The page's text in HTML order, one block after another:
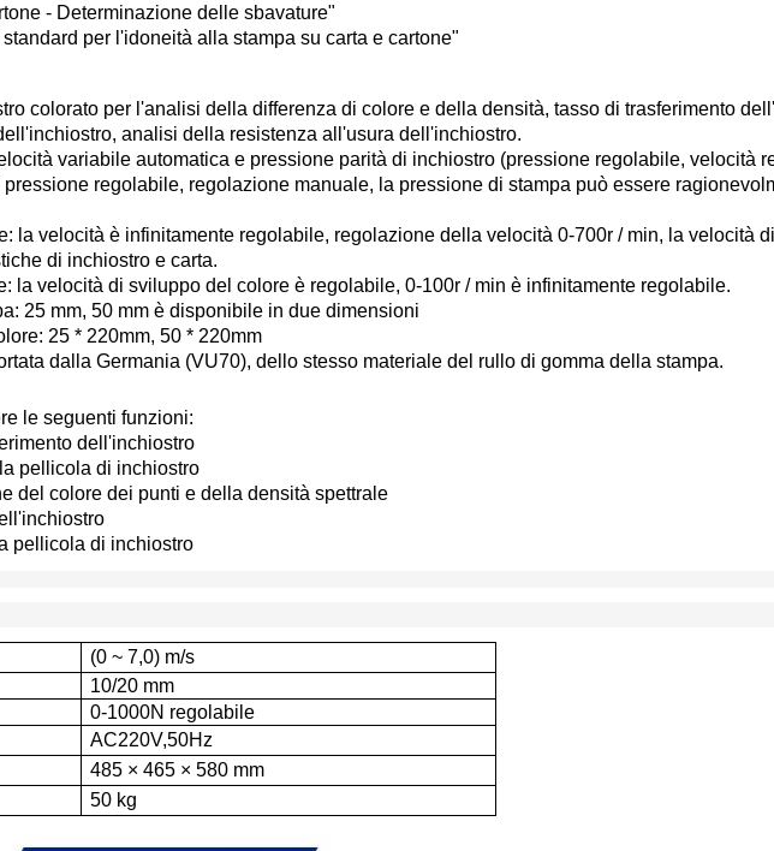
- Determinazione delle sbavature"
per l'idoneità alla stampa su carta e cartone"
colorato per l'analisi della differenza di colore e della densità, tasso di trasferimento
analisi della resistenza all'usura dell'inchiostro.
variabile automatica e pressione parità di inchiostro (pressione regolabile, velocità
regolabile, regolazione manuale, la pressione di stampa può essere
la velocità è infinitamente regolabile, regolazione della velocità 0-700r / min, la velocità
di inchiostro e carta.
la velocità di sviluppo del colore è regolabile, 0-100r / min è infinitamente regolabile.
25 mm, 50 mm è disponibile in due dimensioni
25 * 220mm, 50 * 220mm
dalla Germania (VU70), dello stesso materiale del rullo di gomma della stampa.
le seguenti funzioni:
dell'inchiostro
pellicola di inchiostro
del colore dei punti e della densità spettrale
pellicola di inchiostro
(0 ~ 7,0) m/s
10/20 mm
0-1000N regolabile
AC220V,50Hz
485 × 465 × 580 mm
50 kg